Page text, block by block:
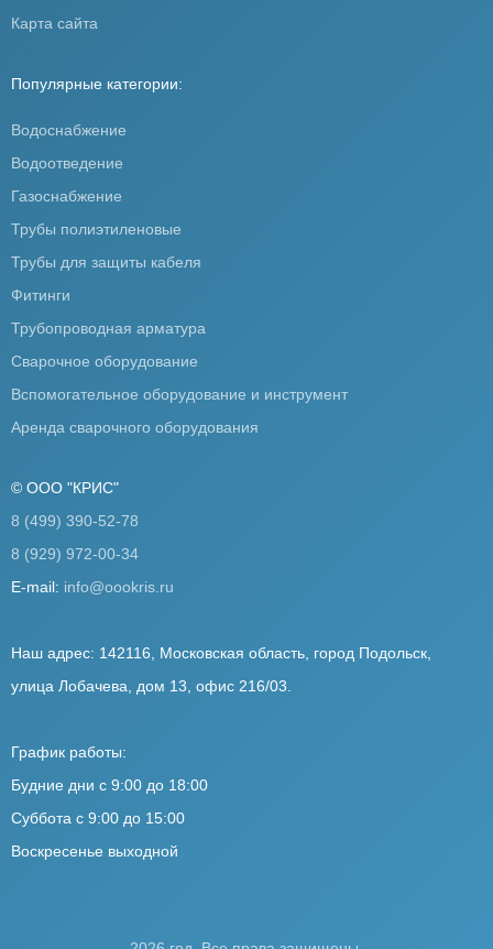
Карта сайта
Популярные категории:
Водоснабжение
Водоотведение
Газоснабжение
Трубы полиэтиленовые
Трубы для защиты кабеля
Фитинги
Трубопроводная арматура
Сварочное оборудование
Вспомогательное оборудование и инструмент
Аренда сварочного оборудования
© ООО "КРИС"
8 (499) 390-52-78
8 (929) 972-00-34
E-mail: info@oookris.ru
Наш адрес: 142116, Московская область, город Подольск,
улица Лобачева, дом 13, офис 216/03.
График работы:
Будние дни с 9:00 до 18:00
Суббота с 9:00 до 15:00
Воскресенье выходной